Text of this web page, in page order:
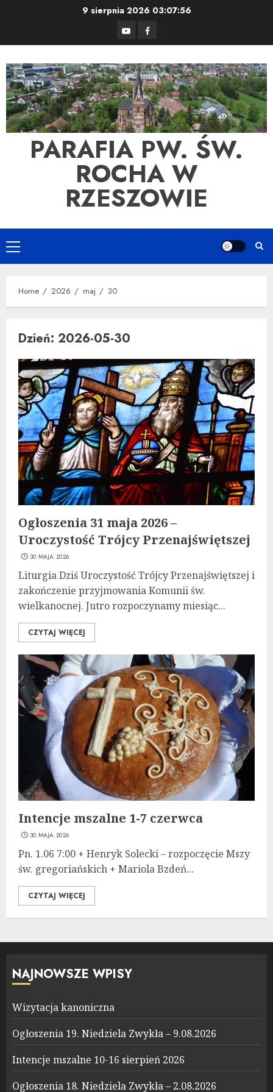
9 sierpnia 2026 03:07:56
YouTubeFacebook
PARAFIA PW. ŚW.
ROCHA W
RZESZOWIE
Primary
Menu
Home 2026 maj 30
Dzień: 2026-05-30
Ogłoszenia 31 maja 2026 –
Uroczystość Trójcy Przenajświętszej
30 MAJA 2026
Liturgia Dziś Uroczystość Trójcy Przenajświętszej i
zakończenie przyjmowania Komunii św.
wielkanocnej. Jutro rozpoczynamy miesiąc...
CZYTAJ WIĘCEJ
Intencje mszalne 1-7 czerwca
30 MAJA 2026
Pn. 1.06 7:00 + Henryk Solecki – rozpoczęcie Mszy
św. gregoriańskich + Mariola Bzdeń...
CZYTAJ WIĘCEJ
NAJNOWSZE WPISY
Wizytacja kanoniczna
Ogłoszenia 19. Niedziela Zwykła – 9.08.2026
Intencje mszalne 10-16 sierpień 2026
Ogłoszenia 18. Niedziela Zwykła – 2.08.2026